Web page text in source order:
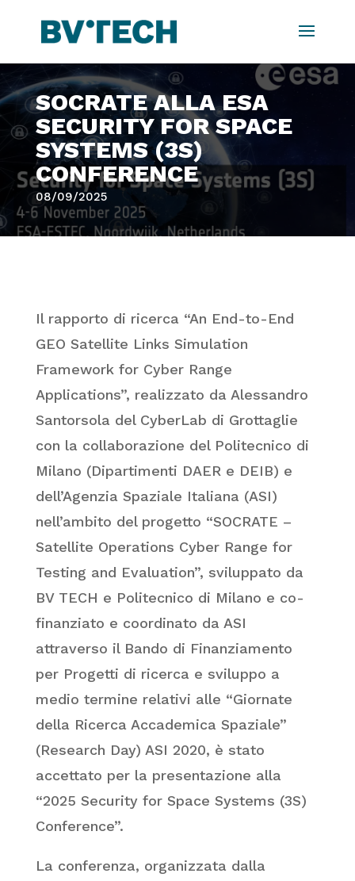
SOCRATE ALLA ESA
SECURITY FOR SPACE
SYSTEMS (3S)
CONFERENCE
08/09/2025
Il rapporto di ricerca “An End-to-End
GEO Satellite Links Simulation
Framework for Cyber Range
Applications”, realizzato da Alessandro
Santorsola del CyberLab di Grottaglie
con la collaborazione del Politecnico di
Milano (Dipartimenti DAER e DEIB) e
dell’Agenzia Spaziale Italiana (ASI)
nell’ambito del progetto “SOCRATE –
Satellite Operations Cyber Range for
Testing and Evaluation”, sviluppato da
BV TECH e Politecnico di Milano e co-
finanziato e coordinato da ASI
attraverso il Bando di Finanziamento
per Progetti di ricerca e sviluppo a
medio termine relativi alle “Giornate
della Ricerca Accademica Spaziale”
(Research Day) ASI 2020, è stato
accettato per la presentazione alla
“2025 Security for Space Systems (3S)
Conference”.
La conferenza, organizzata dalla